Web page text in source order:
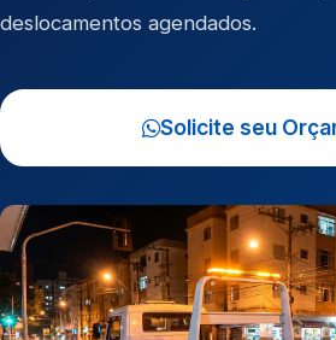
deslocamentos agendados.
Solicite seu